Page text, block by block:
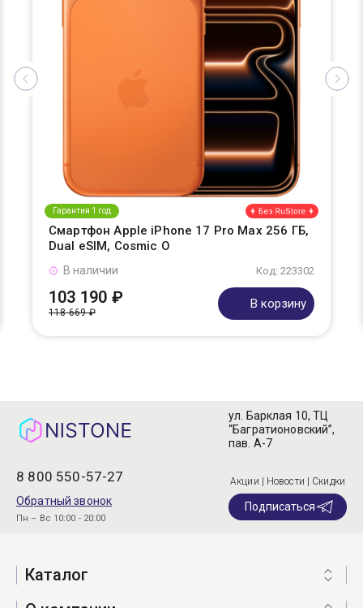
Гарантия 1 год
Смартфон Apple iPhone 17 Pro Max 256 ГБ,
Dual eSIM, Cosmic O
Код: 223302
В наличии
103 190 ₽
118 669 ₽
В корзину
8 800 550-57-27
Обратный звонок
Пн – Вс 10:00 - 20:00
ул. Барклая 10, ТЦ
“Багратионовский”,
пав. А-7
Акции | Новости | Скидки
Подписаться
Каталог